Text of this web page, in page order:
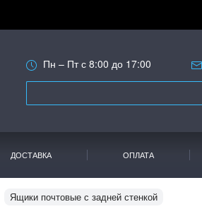
Пн – Пт с 8:00 до 17:00
ДОСТАВКА ОПЛАТА
Ящики почтовые с задней стенкой